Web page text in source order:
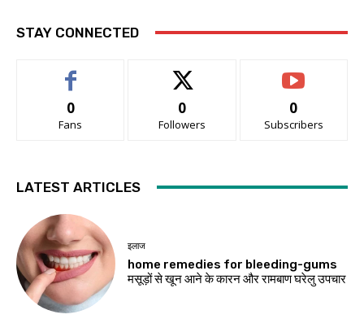
STAY CONNECTED
0
Fans
0
Followers
0
Subscribers
LATEST ARTICLES
इलाज
home remedies for bleeding-gums
मसूड़ों से खून आने के कारन और रामबाण घरेलु उपचार